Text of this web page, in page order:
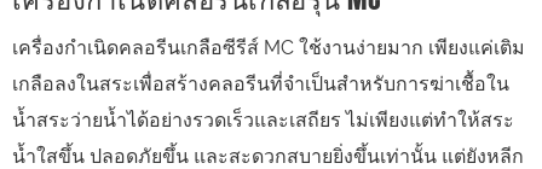
เครื่องกำเนิดคลอรีนเกลือซีรีส์ MC ใช้งานง่ายมาก เพียงแค่เติม
เกลือลงในสระเพื่อสร้างคลอรีนที่จำเป็นสำหรับการฆ่าเชื้อใน
น้ำสระว่ายน้ำได้อย่างรวดเร็วและเสถียร ไม่เพียงแต่ทำให้สระ
น้ำใสขึ้น ปลอดภัยขึ้น และสะดวกสบายยิ่งขึ้นเท่านั้น แต่ยังหลีก